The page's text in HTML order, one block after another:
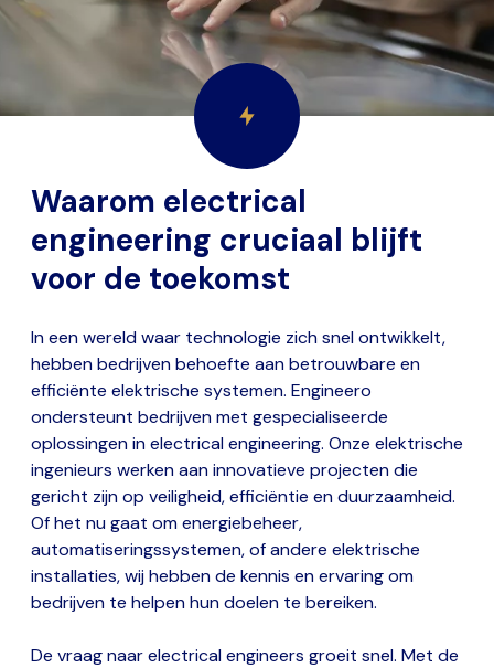
Waarom electrical
engineering cruciaal blijft
voor de toekomst
In een wereld waar technologie zich snel ontwikkelt,
hebben bedrijven behoefte aan betrouwbare en
efficiënte elektrische systemen. Engineero
ondersteunt bedrijven met gespecialiseerde
oplossingen in electrical engineering. Onze elektrische
ingenieurs werken aan innovatieve projecten die
gericht zijn op veiligheid, efficiëntie en duurzaamheid.
Of het nu gaat om energiebeheer,
automatiseringssystemen, of andere elektrische
installaties, wij hebben de kennis en ervaring om
bedrijven te helpen hun doelen te bereiken.
De vraag naar electrical engineers groeit snel. Met de